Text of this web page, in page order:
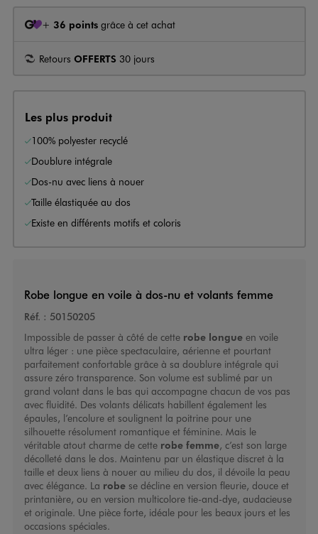
+ 36 points grâce à cet achat
Retours OFFERTS 30 jours
Les plus produit
100% polyester recyclé
Doublure intégrale
Dos-nu avec liens à nouer
Taille élastiquée au dos
Existe en différents motifs et coloris
Robe longue en voile à dos-nu et volants femme
Réf. : 50150205
Impossible de passer à côté de cetterobe longue en voile
ultra léger : une pièce spectaculaire, aérienne et pourtant
parfaitement confortable grâce à sa doublure intégrale qui
assure zéro transparence. Son volume est sublimé par un
grand volant dans le bas qui accompagne chacun de vos pas
avec fluidité. Des volants délicats habillent également les
épaules, l’encolure et soulignent la poitrine pour une
silhouette résolument romantique et féminine. Mais le
véritable atout charme de cette robe femme, c’est son large
décolleté dans le dos. Maintenu par un élastique discret à la
taille et deux liens à nouer au milieu du dos, il dévoile la peau
avec élégance. La robe se décline en version fleurie, douce et
printanière, ou en version multicolore tie-and-dye, audacieuse
et originale. Une pièce forte, idéale pour les beaux jours et les
occasions spéciales.